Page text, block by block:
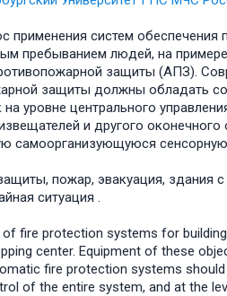
применения систем
пребыванием людей, на
защиты (АПЗ).
защиты должны обладать
уровне центрального
и другого
самоорганизующуюся сенсорную
пожар, эвакуация, здания
ситуация .
fire protection systems for
center. Equipment of these
fire protection systems
of the entire system, and at the